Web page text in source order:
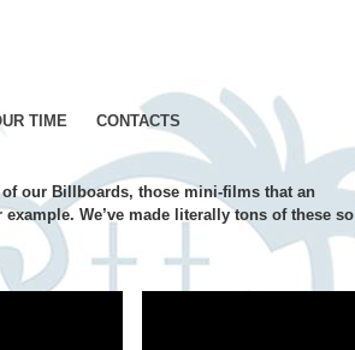
TIME CONTACTS
our Billboards, those mini-films that an
We’ve made literally tons of these so